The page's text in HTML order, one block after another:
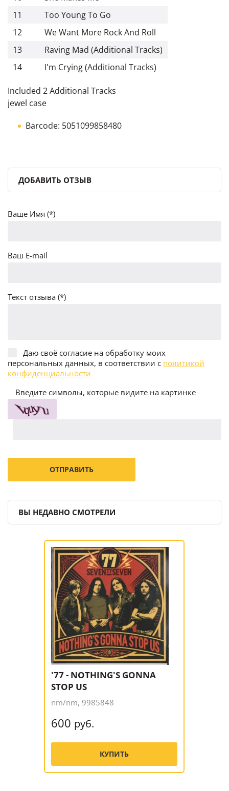
11
Too Young To Go
12
We Want More Rock And Roll
13
Raving Mad (Additional Tracks)
14
I'm Crying (Additional Tracks)
Included 2 Additional Tracks
jewel case
Barcode: 5051099858480
ДОБАВИТЬ ОТЗЫВ
Ваше Имя (*)
Ваш E-mail
Текст отзыва (*)
Даю своё согласие на обработку моих
персональных данных, в соответствии с политикой
конфиденциальности
Введите символы, которые видите на картинке
ВЫ НЕДАВНО СМОТРЕЛИ
'77 - NOTHING'S GONNA
STOP US
nm/nm, 9985848
600 руб.
КУПИТЬ